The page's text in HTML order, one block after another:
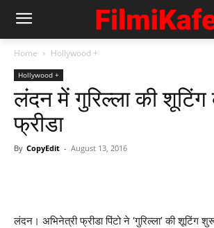
Home Hollywood +
Hollywood +
लंदन में गुरिल्ला की शूटिंग
फ्रीडा
By CopyEdit - August 13, 2016
लंदन। अभिनेत्री फ्रीडा पिंटो ने ‘गुरिल्ला’ की शूटिंग